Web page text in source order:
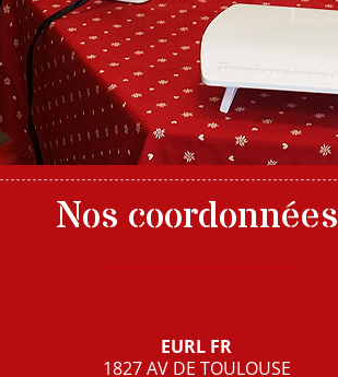
Nos coordonnées
EURL FR
1827 AV DE TOULOUSE